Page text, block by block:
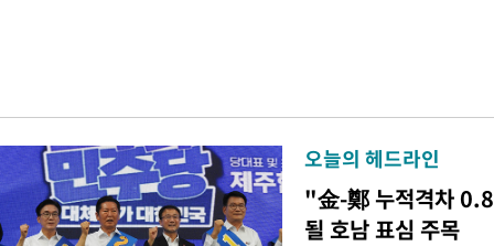
오늘의 헤드라인
"金-鄭 누적격차
될 호남 표심 주목